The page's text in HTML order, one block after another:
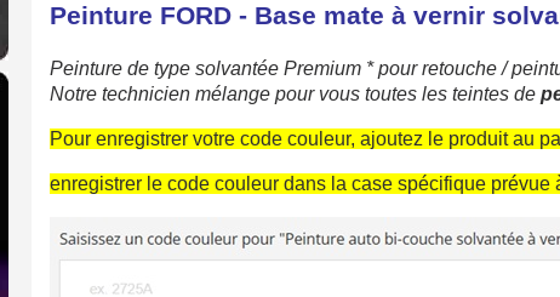
Peinture FORD - Base mate à vernir
Peinture de type solvantée Premium * pour retouche /
Notre technicien mélange pour vous toutes les teintesde
Pour enregistrer votre code couleur, ajoutez le produit au
enregistrer le code couleur dans la case spécifique prévue